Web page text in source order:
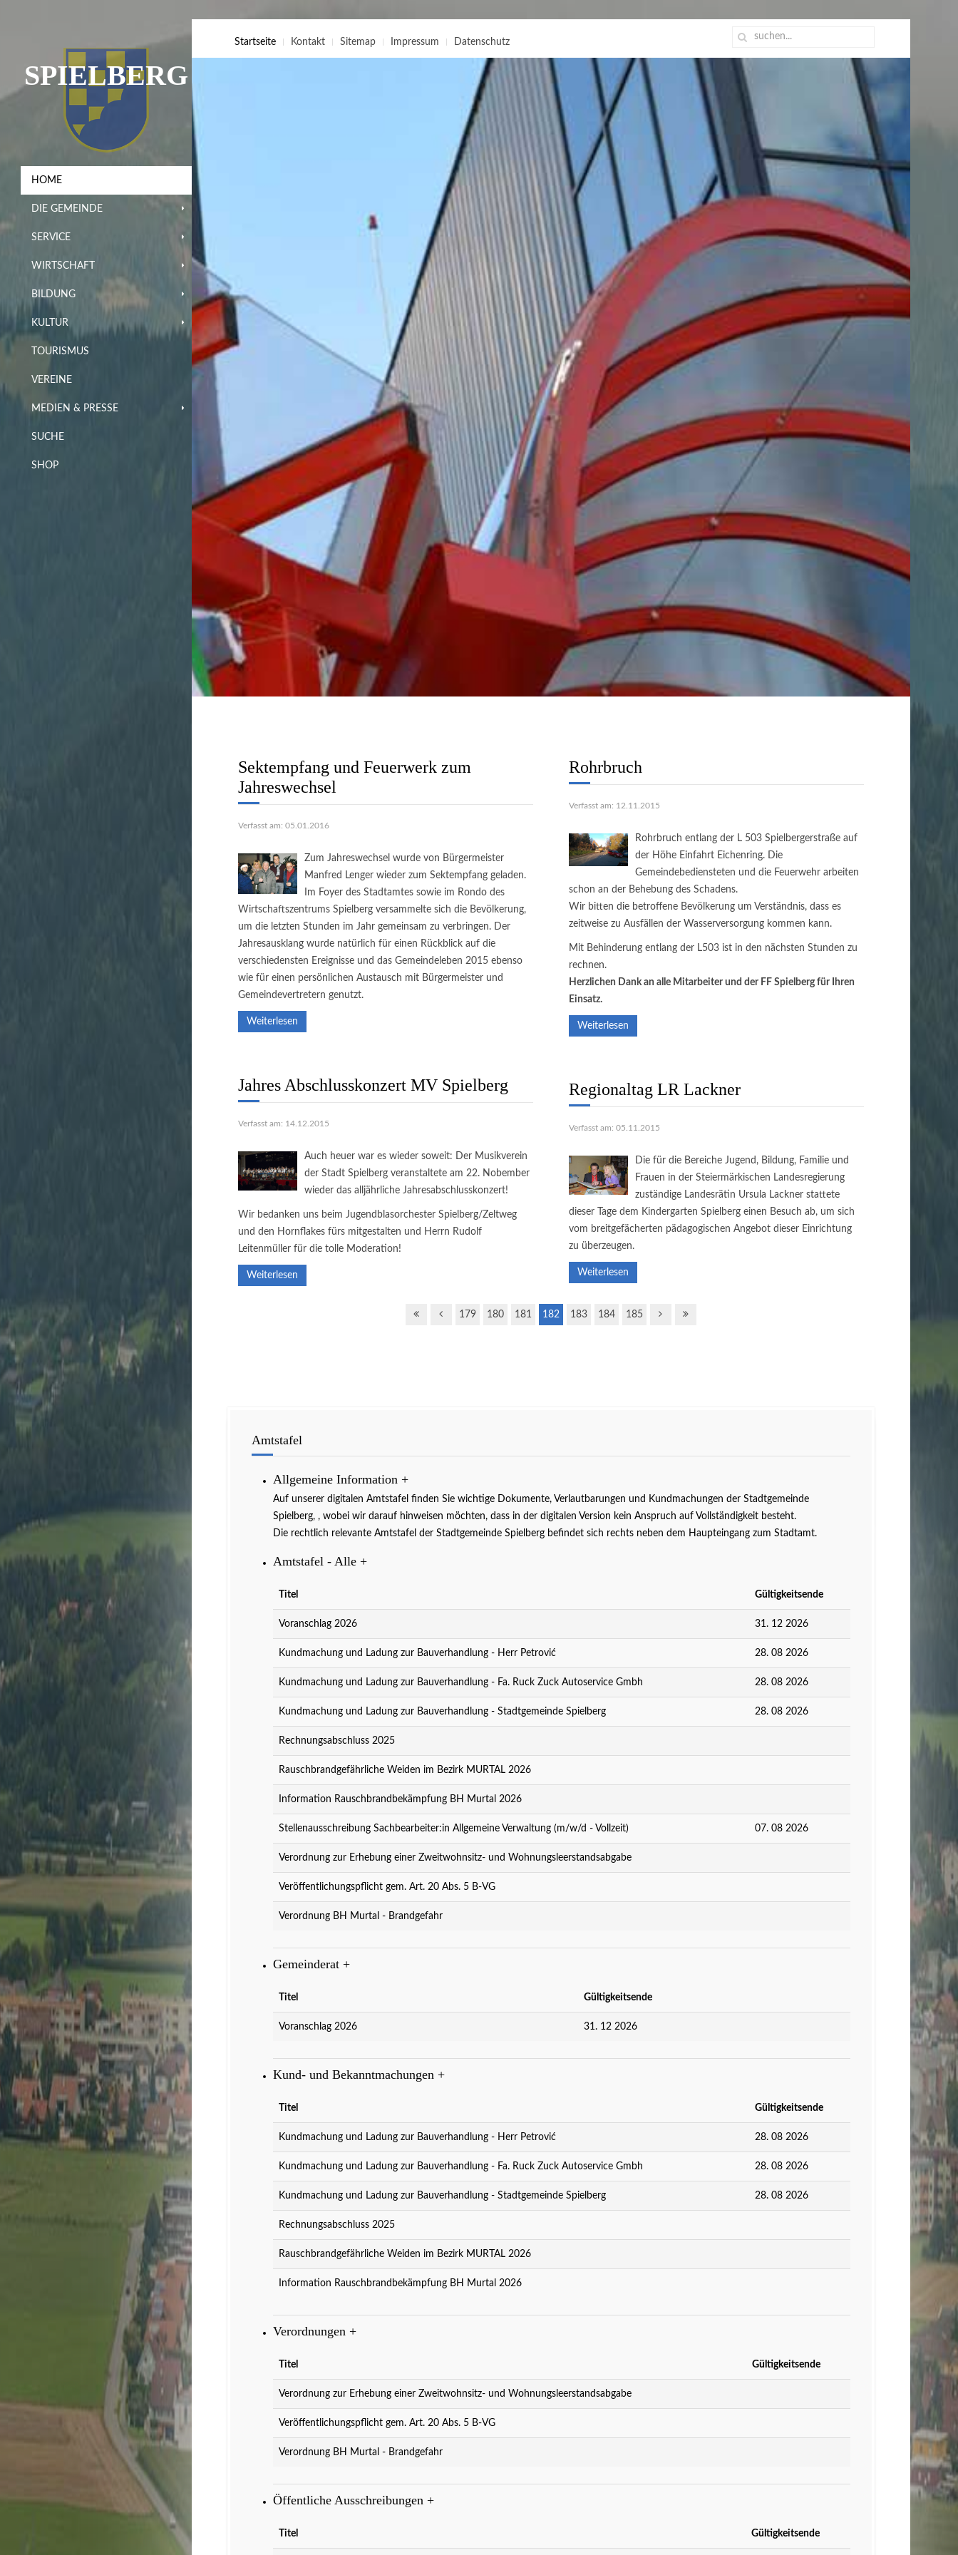
SPIELBERG
HOME
DIE GEMEINDE
SERVICE
WIRTSCHAFT
BILDUNG
KULTUR
TOURISMUS
VEREINE
MEDIEN & PRESSE
SUCHE
SHOP
Startseite Kontakt Sitemap Impressum Datenschutz
Sektempfang und Feuerwerk zum
Jahreswechsel
Verfasst am: 05.01.2016
Zum Jahreswechsel wurde von Bürgermeister
Manfred Lenger wieder zum Sektempfang geladen.
Im Foyer des Stadtamtes sowie im Rondo des
Wirtschaftszentrums Spielberg versammelte sich die Bevölkerung,
um die letzten Stunden im Jahr gemeinsam zu verbringen. Der
Jahresausklang wurde natürlich für einen Rückblick auf die
verschiedensten Ereignisse und das Gemeindeleben 2015 ebenso
wie für einen persönlichen Austausch mit Bürgermeister und
Gemeindevertretern genutzt.
Weiterlesen
Jahres Abschlusskonzert MV Spielberg
Verfasst am: 14.12.2015
Auch heuer war es wieder soweit: Der Musikverein
der Stadt Spielberg veranstaltete am 22. Nobember
wieder das alljährliche Jahresabschlusskonzert!
Wir bedanken uns beim Jugendblasorchester Spielberg/Zeltweg
und den Hornflakes fürs mitgestalten und Herrn Rudolf
Leitenmüller für die tolle Moderation!
Weiterlesen
Rohrbruch
Verfasst am: 12.11.2015
Rohrbruch entlang der L 503 Spielbergerstraße auf
der Höhe Einfahrt Eichenring. Die
Gemeindebediensteten und die Feuerwehr arbeiten
schon an der Behebung des Schadens.
Wir bitten die betroffene Bevölkerung um Verständnis, dass es
zeitweise zu Ausfällen der Wasserversorgung kommen kann.
Mit Behinderung entlang der L503 ist in den nächsten Stunden zu
rechnen.
Herzlichen Dank an alle Mitarbeiter und der FF Spielberg für Ihren
Einsatz.
Weiterlesen
Regionaltag LR Lackner
Verfasst am: 05.11.2015
Die für die Bereiche Jugend, Bildung, Familie und
Frauen in der Steiermärkischen Landesregierung
zuständige Landesrätin Ursula Lackner stattete
dieser Tage dem Kindergarten Spielberg einen Besuch ab, um sich
vom breitgefächerten pädagogischen Angebot dieser Einrichtung
zu überzeugen.
Weiterlesen
179 180 181 182 183 184 185
Amtstafel
Allgemeine Information +
Auf unserer digitalen Amtstafel finden Sie wichtige Dokumente, Verlautbarungen und Kundmachungen der Stadtgemeinde
Spielberg, , wobei wir darauf hinweisen möchten, dass in der digitalen Version kein Anspruch auf Vollständigkeit besteht.
Die rechtlich relevante Amtstafel der Stadtgemeinde Spielberg befindet sich rechts neben dem Haupteingang zum Stadtamt.
Amtstafel - Alle +
Titel Gültigkeitsende
Voranschlag 2026 31. 12 2026
Kundmachung und Ladung zur Bauverhandlung - Herr Petrović 28. 08 2026
Kundmachung und Ladung zur Bauverhandlung - Fa. Ruck Zuck Autoservice Gmbh 28. 08 2026
Kundmachung und Ladung zur Bauverhandlung - Stadtgemeinde Spielberg 28. 08 2026
Rechnungsabschluss 2025
Rauschbrandgefährliche Weiden im Bezirk MURTAL 2026
Information Rauschbrandbekämpfung BH Murtal 2026
Stellenausschreibung Sachbearbeiter:in Allgemeine Verwaltung (m/w/d - Vollzeit) 07. 08 2026
Verordnung zur Erhebung einer Zweitwohnsitz- und Wohnungsleerstandsabgabe
Veröffentlichungspflicht gem. Art. 20 Abs. 5 B-VG
Verordnung BH Murtal - Brandgefahr
Gemeinderat +
Titel Gültigkeitsende
Voranschlag 2026 31. 12 2026
Kund- und Bekanntmachungen +
Titel Gültigkeitsende
Kundmachung und Ladung zur Bauverhandlung - Herr Petrović 28. 08 2026
Kundmachung und Ladung zur Bauverhandlung - Fa. Ruck Zuck Autoservice Gmbh 28. 08 2026
Kundmachung und Ladung zur Bauverhandlung - Stadtgemeinde Spielberg 28. 08 2026
Rechnungsabschluss 2025
Rauschbrandgefährliche Weiden im Bezirk MURTAL 2026
Information Rauschbrandbekämpfung BH Murtal 2026
Verordnungen +
Titel Gültigkeitsende
Verordnung zur Erhebung einer Zweitwohnsitz- und Wohnungsleerstandsabgabe
Veröffentlichungspflicht gem. Art. 20 Abs. 5 B-VG
Verordnung BH Murtal - Brandgefahr
Öffentliche Ausschreibungen +
Titel Gültigkeitsende